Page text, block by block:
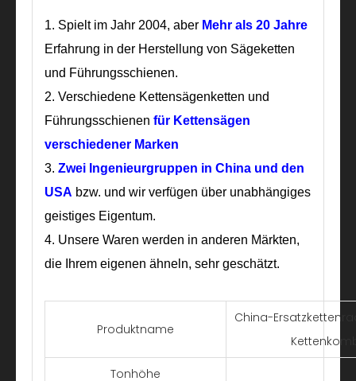
1. Spielt im Jahr 2004, aber Mehr als 20 Jahre
Erfahrung in der Herstellung von Sägeketten
und Führungsschienen.
2. Verschiedene Kettensägenketten und
Führungsschienen für Kettensägen
verschiedener Marken
3. Zwei Ingenieurgruppen in China und den
USA bzw. und wir verfügen über unabhängiges
geistiges Eigentum.
4. Unsere Waren werden in anderen Märkten,
die Ihrem eigenen ähneln, sehr geschätzt.
Produktname
China-
Tonhöhe